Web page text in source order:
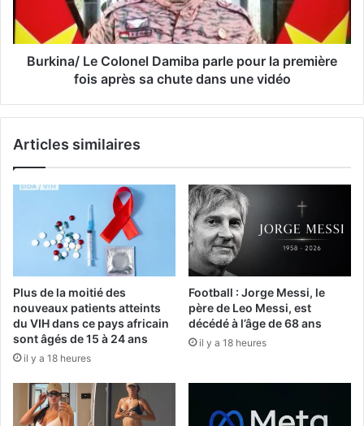
Burkina/ Le Colonel Damiba parle pour la première
fois après sa chute dans une vidéo
Articles similaires
Plus de la moitié des
nouveaux patients atteints
du VIH dans ce pays africain
sont âgés de 15 à 24 ans
il y a 18 heures
Football : Jorge Messi, le
père de Leo Messi, est
décédé à l’âge de 68 ans
il y a 18 heures